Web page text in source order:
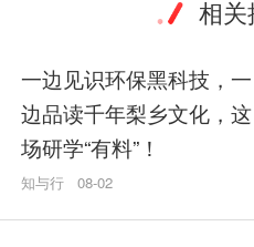
相关
一边见识环保黑科技，一
边品读千年梨乡文化，这
场研学“有料”！
知与行 08-02